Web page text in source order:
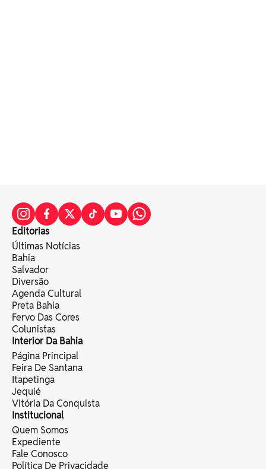
Editorias
Últimas Notícias
Bahia
Salvador
Diversão
Agenda Cultural
Preta Bahia
Fervo Das Cores
Colunistas
Interior Da Bahia
Página Principal
Feira De Santana
Itapetinga
Jequié
Vitória Da Conquista
Institucional
Quem Somos
Expediente
Fale Conosco
Política De Privacidade